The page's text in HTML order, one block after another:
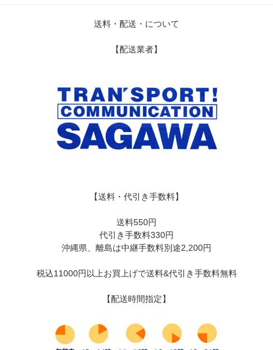
送料・配送・について
【配送業者】
【送料・代引き手数料】
送料550円
代引き手数料330円
沖縄県、離島は中継手数料別途2,200円
税込11000円以上お買上げで送料&代引き手数料無料
【配送時間指定】